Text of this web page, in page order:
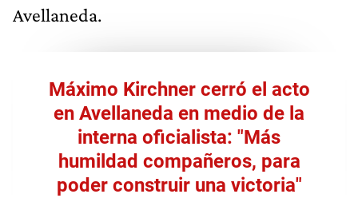
Avellaneda.
Máximo Kirchner cerró el acto
en Avellaneda en medio de la
interna oficialista: "Más
humildad compañeros, para
poder construir una victoria"